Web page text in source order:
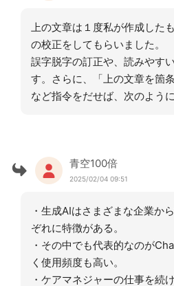
上の文章は１度私が作成した
の校正をしてもらいました。
誤字脱字の訂正や、読みやす
す。さらに、「上の文章を箇
など指令をだせば、次のように
青空100倍
2025/02/04 09:51
・生成AIはさまざまな企業か
ぞれに特徴がある。
・その中でも代表的なのが
く使用頻度も高い。
・ケアマネジャーの仕事を続